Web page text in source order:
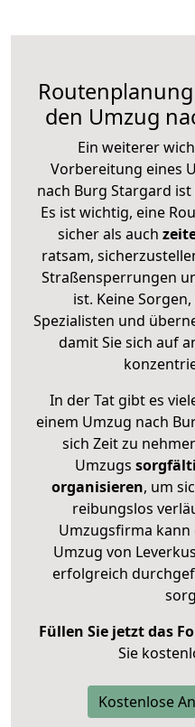
den Umzug
Ein weiterer
Vorbereitung eines
nach Burg Stargard ist
Es ist wichtig, eine
sicher als auch
ratsam,
Straßensperrungen
ist. Keine
Spezialisten und
damit Sie sich auf
In der Tat gibt es
einem Umzug nach
sich Zeit zu
Umzugs
organisieren, um
reibungslos
Umzugsfirma
Umzug von
erfolgreich
Füllen Sie jetzt das
Sie
Kostenlose